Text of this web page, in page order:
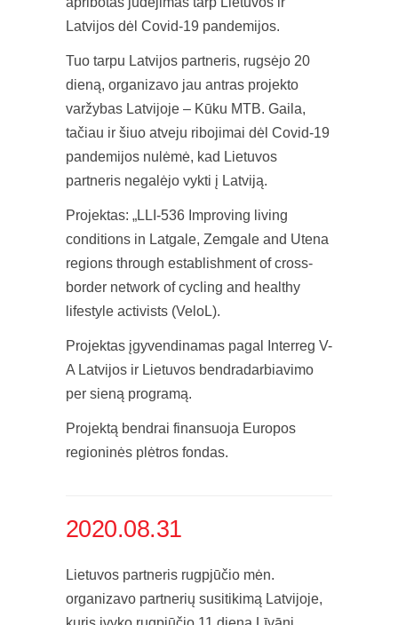
Latvijos dėl Covid-19 pandemijos.
Tuo tarpu Latvijos partneris, rugsėjo 20
dieną, organizavo jau antras projekto
varžybas Latvijoje – Kūku MTB. Gaila,
tačiau ir šiuo atveju ribojimai dėl Covid-19
pandemijos nulėmė, kad Lietuvos
partneris negalėjo vykti į Latviją.
Projektas: „LLI-536 Improving living
conditions in Latgale, Zemgale and Utena
regions through establishment of cross-
border network of cycling and healthy
lifestyle activists (VeloL).
Projektas įgyvendinamas pagal Interreg V-
A Latvijos ir Lietuvos bendradarbiavimo
per sieną programą.
Projektą bendrai finansuoja Europos
regioninės plėtros fondas.
2020.08.31
Lietuvos partneris rugpjūčio mėn.
organizavo partnerių susitikimą Latvijoje,